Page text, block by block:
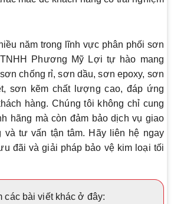
năm trong lĩnh vực phân phối sơn
Phương Mỹ Lợi tự hào mang
sơn chống rỉ, sơn dầu, sơn epoxy, sơn
sơn kẽm chất lượng cao, đáp ứng
hàng. Chúng tôi không chỉ cung
hãng mà còn đảm bảo dịch vụ giao
và tư vấn tận tâm. Hãy liên hệ ngay
đãi và giải pháp bảo vệ kim loại tối
các bài viết khác ở đây: